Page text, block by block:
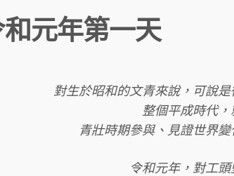
元年第一天
對生於昭和的文青來說，可說
整個平成時代，
青壯時期參與、見證世界
令和元年，對工頭